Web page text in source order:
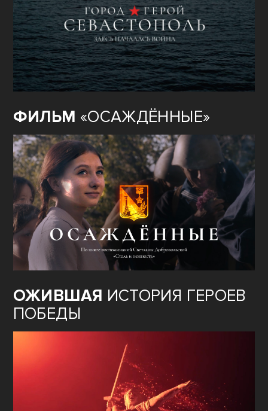
ФИЛЬМ «ОСАЖДЁННЫЕ»
ОЖИВШАЯ ИСТОРИЯ ГЕРОЕВ
ПОБЕДЫ